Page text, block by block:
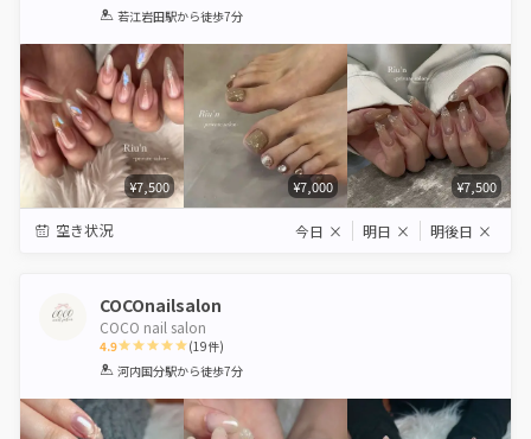
1 2 3 4 5
若江岩田駅から徒歩7分
¥7,500 ¥7,000 ¥7,500
空き状況 今日 × 明日 × 明後日 ×
COCOnailsalon
COCO nail salon
4.9
1 2 3 4 5
(19件)
河内国分駅から徒歩7分